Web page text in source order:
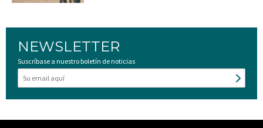
NEWSLETTER
Suscríbase a nuestro boletín de noticias